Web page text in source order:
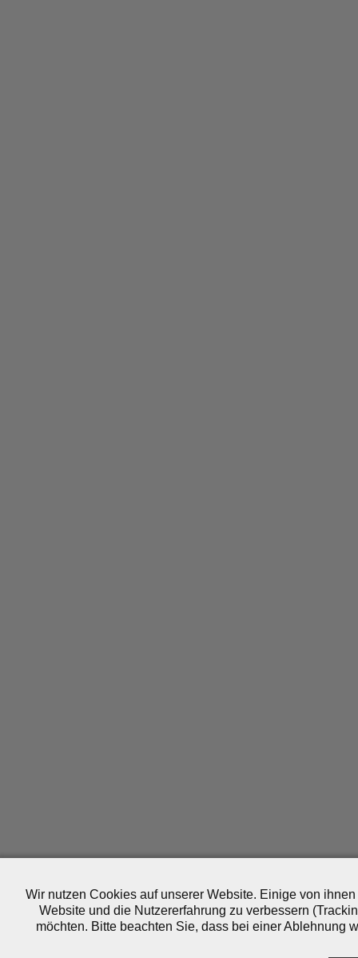
Wir nutzen Cookies auf unserer Website. Einige von
Website und die Nutzererfahrung zu verbessern
möchten. Bitte beachten Sie, dass bei einer Ablehnung